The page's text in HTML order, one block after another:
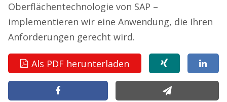
Oberflächentechnologie von SAP –
implementieren wir eine Anwendung, die Ihren
Anforderungen gerecht wird.
Als PDF herunterladen